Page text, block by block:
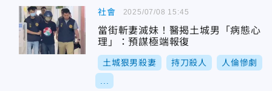
社會
當街斬妻滅妹！醫揭土城男「病態心
理」：預謀極端報復
土城狠男殺妻 持刀殺人 人倫慘劇
2025/07/08 15:45